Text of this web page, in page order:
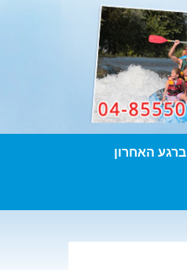
ברגע האחרון